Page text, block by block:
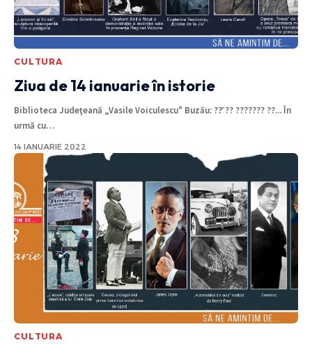
CULTURA
Ziua de 14 ianuarie în istorie
Biblioteca Judeţeană „Vasile Voiculescu" Buzău: ??̆ ?? ??????? ??... În
urmă cu…
14 IANUARIE 2022
CULTURA